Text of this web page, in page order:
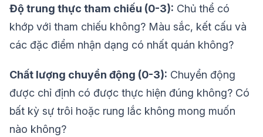
Độ trung thực tham chiếu (0-3): Chủ thể có
khớp với tham chiếu không? Màu sắc, kết cấu và
các đặc điểm nhận dạng có nhất quán không?
Chất lượng chuyển động (0-3): Chuyển động
được chỉ định có được thực hiện đúng không? Có
bất kỳ sự trôi hoặc rung lắc không mong muốn
nào không?